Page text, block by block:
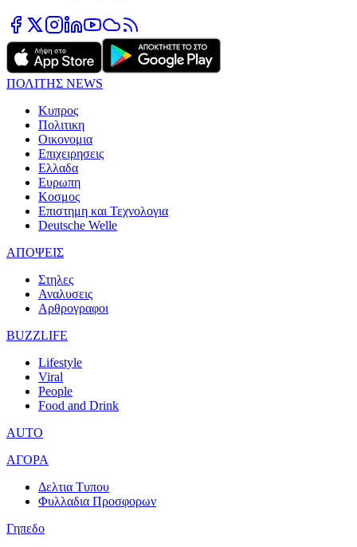
ΠΟΛΙΤΗΣ NEWS
Κυπρος
Πολιτικη
Οικονομια
Επιχειρησεις
Ελλαδα
Ευρωπη
Κοσμος
Επιστημη και Τεχνολογια
Deutsche Welle
ΑΠΟΨΕΙΣ
Στηλες
Αναλυσεις
Αρθρογραφοι
BUZZLIFE
Lifestyle
Viral
People
Food and Drink
AUTO
ΑΓΟΡΑ
Δελτια Τυπου
Φυλλαδια Προσφορων
Γηπεδο